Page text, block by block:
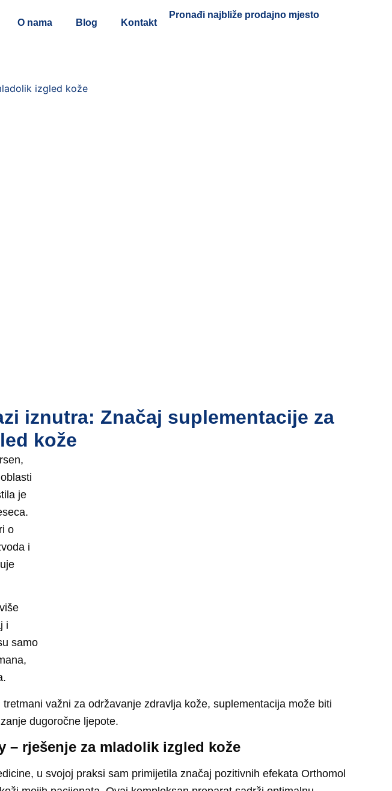
O nama Blog Kontakt
Pronađi najbliže prodajno mjesto
izgled kože
iznutra: Značaj suplementacije za
kože
je
o
i
i
samo
važni za održavanje zdravlja kože, suplementacija može biti
dugoročne ljepote.
– rješenje za mladolik izgled kože
u svojoj praksi sam primijetila značaj pozitivnih efekata Orthomol